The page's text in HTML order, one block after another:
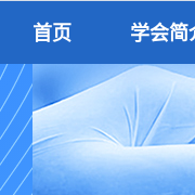
首页 学会简